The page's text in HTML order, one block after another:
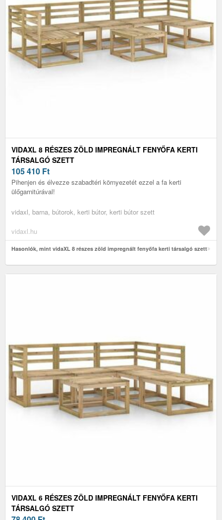
VIDAXL 8 RÉSZES ZÖLD IMPREGNÁLT FENYŐFA KERTI
TÁRSALGÓ SZETT
105 410 Ft
Pihenjen és élvezze szabadtéri környezetét ezzel a fa kerti
ülőgarnitúrával!
vidaxl, barna, bútorok, kerti bútor, kerti bútor szett
vidaxl.hu
Hasonlók, mint vidaXL 8 részes zöld impregnált fenyőfa kerti társalgó szett
VIDAXL 6 RÉSZES ZÖLD IMPREGNÁLT FENYŐFA KERTI
TÁRSALGÓ SZETT